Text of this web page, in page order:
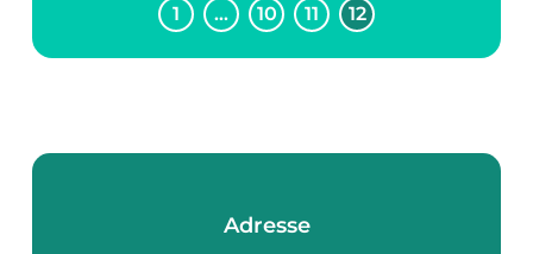
pågældende år.
udarbejdet af SKAT
1 … 10 11 12
Adresse